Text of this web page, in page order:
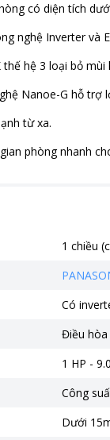
có diện tích
nghệ Inverter và
hệ 3 loại bỏ
Nanoe-G hỗ trợ
từ xa.
phòng nhanh
1 chiều
Có
Điều
1 HP -
Công
Dưới